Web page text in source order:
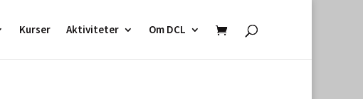
Kurser Aktiviteter Om DCL